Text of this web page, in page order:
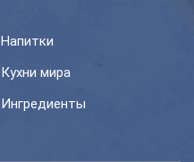
Напитки
Кухни мира
Ингредиенты